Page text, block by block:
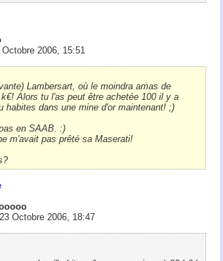
2006, 15:51
Lambersart, où le moindra amas de
Alors tu l'as peut être achetée 100 il y a
habites dans une mine d'or maintenant! ;)
en SAAB. :)
m'avait pas prêté sa Maserati!
Octobre 2006, 18:47